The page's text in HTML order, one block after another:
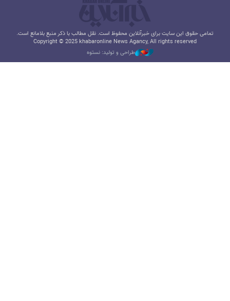
تمامی حقوق این سایت برای خبرآنلاین محفوظ است. نقل مطالب با ذکر منبع بلامانع است.
Copyright © 2025 khabaronline News Agancy, All rights reserved
طراحی و تولید: نستوه